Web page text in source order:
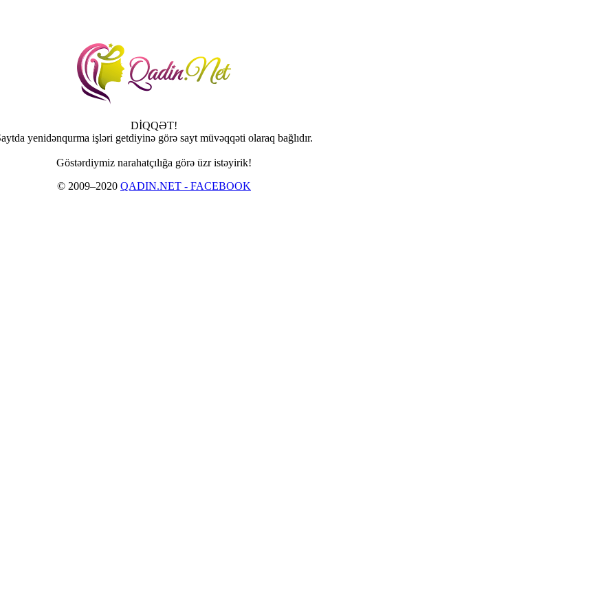
DİQQƏT!
yenidənqurma işləri getdiyinə görə sayt müvəqqəti olaraq bağlıdır.
Göstərdiymiz narahatçılığa görə üzr istəyirik!
© 2009–2020 QADIN.NET - FACEBOOK